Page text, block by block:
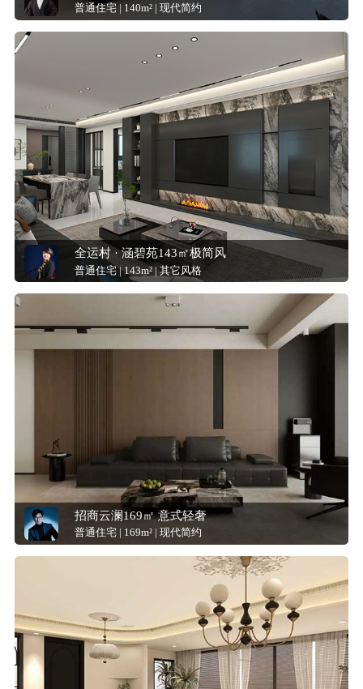
普通住宅 | 140m² | 现代简约
全运村 · 涵碧苑143㎡极简风
普通住宅 | 143m² | 其它风格
招商云澜169㎡ 意式轻奢
普通住宅 | 169m² | 现代简约